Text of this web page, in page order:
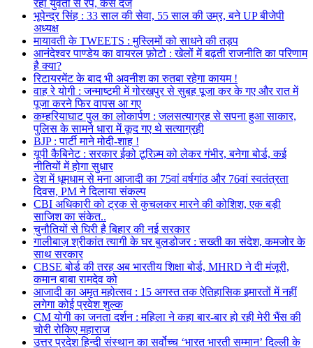
रहा युवती से रेप, केस दर्ज
भूपेन्द्र सिंह : 33 साल की सेवा, 55 साल की उम्र, बने UP बीजेपी
अध्यक्ष
मायावती के TWEETS : मुस्लिमों को साधने की तड़प
आनंदेश्वर पाण्डेय का वायरल फ़ोटो : खेलों में बढ़ती राजनीति का परिणाम
है क्या?
रिटायरमेंट के बाद भी अवनीश का रुतबा रहेगा कायम !
वाह रे योगी : जन्माष्टमी में गोरखपुर से सुबह पूजा कर के गए और रात में
पूजा करने फिर वापस आ गए
कम्हरियाघाट पुल का लोकार्पण : जलसत्याग्रह से सपना हुआ साकार,
पुलिस के सामने धारा में कूद गए थे सत्याग्रही
BJP : पार्टी माने मोदी-शाह !
यूपी कैबिनेट : सरकार ईको टूरिज़्म को लेकर गंभीर, बनेगा बोर्ड, कई
नीतियों में होगा सुधार
देश में धूमधाम से मना आजादी का 75वां वर्षगांठ और 76वां स्वतंत्रता
दिवस, PM ने दिलाया संकल्प
CBI अधिकारी को ट्रक से कुचलकर मारने की कोशिश, एक बड़ी
साजिश का संकेत..
चुनौतियों से घिरी है बिहार की नई सरकार
गालीबाज़ श्रीकांत त्यागी के घर बुलडोजर : सख्ती का संदेश, कमजोर के
साथ सरकार
CBSE बोर्ड की तरह अब भारतीय शिक्षा बोर्ड, MHRD ने दी मंजूरी,
कमान बाबा रामदेव को
आजादी का अमृत महोत्सव : 15 अगस्त तक ऐतिहासिक इमारतों में नहीं
लगेगा कोई प्रवेश शुल्क
CM योगी का जनता दर्शन : महिला ने कहा बार-बार हो रही मेरी भैंस की
चोरी रोकिए महाराज
उत्तर प्रदेश हिन्दी संस्थान का सर्वोच्च ‘भारत भारती सम्मान’ दिल्ली के